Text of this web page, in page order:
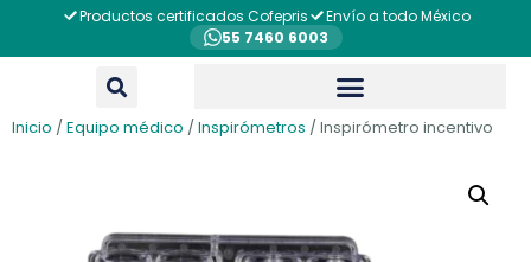
Productos certificados Cofepris
Envío a todo México
55 7460 6003
Inicio /Equipo médico /Inspirómetros / Inspirómetro incentivo